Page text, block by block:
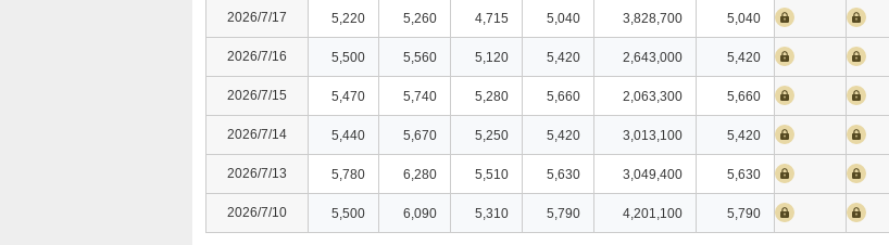
2026/7/17 5,220 5,260 4,715 5,040 3,828,700 5,040
2026/7/16 5,500 5,560 5,120 5,420 2,643,000 5,420
2026/7/15 5,470 5,740 5,280 5,660 2,063,300 5,660
2026/7/14 5,440 5,670 5,250 5,420 3,013,100 5,420
2026/7/13 5,780 6,280 5,510 5,630 3,049,400 5,630
2026/7/10 5,500 6,090 5,310 5,790 4,201,100 5,790